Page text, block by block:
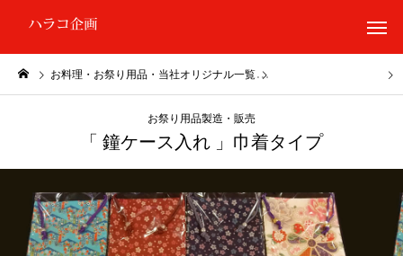
お料理・お祭り用品・当社オリジナル一覧
お祭り用品製造・販売
「 鐘ケース入れ 」巾着タイプ